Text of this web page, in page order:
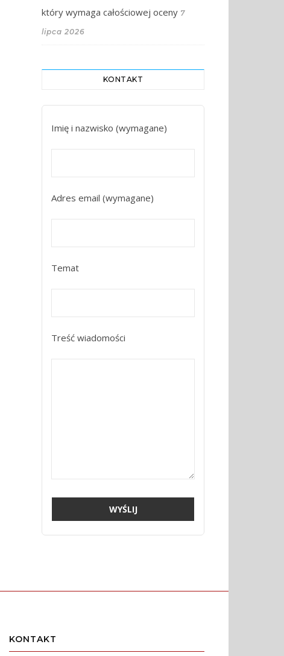
który wymaga całościowej oceny 7
lipca 2026
KONTAKT
Imię i nazwisko (wymagane)
Adres email (wymagane)
Temat
Treść wiadomości
KONTAKT